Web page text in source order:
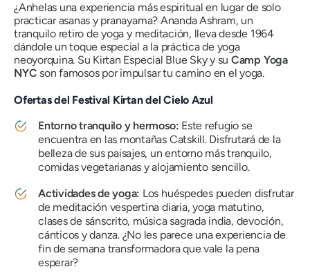
¿Anhelas una experiencia más espiritual en lugar de solo
practicar asanas y pranayama? Ananda Ashram, un
tranquilo retiro de yoga y meditación, lleva desde 1964
dándole un toque especial a la práctica de yoga
neoyorquina. Su Kirtan Especial Blue Sky y su Camp Yoga
NYC son famosos por impulsar tu camino en el yoga.
Ofertas del Festival Kirtan del Cielo Azul
Entorno tranquilo y hermoso: Este refugio se
encuentra en las montañas Catskill. Disfrutará de la
belleza de sus paisajes, un entorno más tranquilo,
comidas vegetarianas y alojamiento sencillo.
Actividades de yoga: Los huéspedes pueden disfrutar
de meditación vespertina diaria, yoga matutino,
clases de sánscrito, música sagrada india, devoción,
cánticos y danza. ¿No les parece una experiencia de
fin de semana transformadora que vale la pena
esperar?